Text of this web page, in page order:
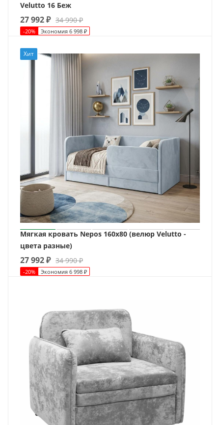
Velutto 16 Беж
27 992₽ 34 990₽
-20% Экономия 6 998 ₽
Хит
Мягкая кровать Nepos 160х80 (велюр Velutto -
цвета разные)
27 992₽ 34 990₽
-20% Экономия 6 998 ₽